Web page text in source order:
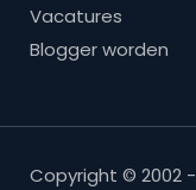
Vacatures
Blogger worden
Copyright © 2002